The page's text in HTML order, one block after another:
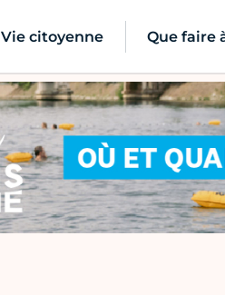
Vie citoyenne Que faire